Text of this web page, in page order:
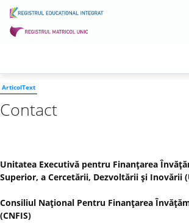
ArticolText
Contact
Unitatea Executivă pentru Finanţarea
Superior, a Cercetării, Dezvoltării şi Inovării
Consiliul Naţional Pentru Finanţarea
(CNFIS)